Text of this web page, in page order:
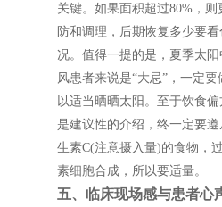
关键。如果面积超过80%，
防和调理，后期恢复多少要
况。值得一提的是，夏季太
风患者来说是“大忌”，一定
以适当晒晒太阳。至于饮食
是建议性的介绍，终一定要
生素C(注意摄入量)的食物，
素细胞合成，所以要适量。
五、临床现场感与患者心